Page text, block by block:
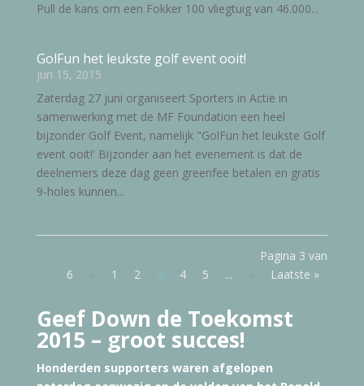
Pull de kans om een Fokker 100 vliegtuig van 46.000...
GolFun het leukste golf event ooit!
jun 15, 2015
Zaterdag 27 juni organiseert Sporters in Actie in
samenwerking met de MF Foundation een heel
bijzonder Golf Event, namelijk "GolFun het leukste Golf
event ooit!' Bijzonder aan het evenement is dat de
deelnemers deze dag geen greenfee betalen en gratis
9-holes kunnen...
Pagina 3 van
6
1 2 3 4 5 ... Laatste »
Geef Down de Toekomst
2015 – groot succes!
Honderden supporters waren afgelopen